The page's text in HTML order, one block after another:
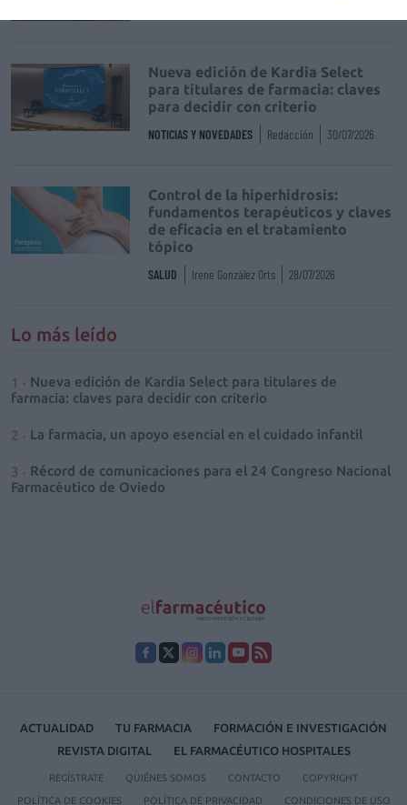
Nueva edición de Kardia Select
para titulares de farmacia: claves
para decidir con criterio
NOTICIAS Y NOVEDADES Redacción 30/07/2026
Control de la hiperhidrosis:
fundamentos terapéuticos y claves
de eficacia en el tratamiento
tópico
SALUD Irene González Orts 28/07/2026
Lo más leído
Nueva edición de Kardia Select para titulares de
farmacia: claves para decidir con criterio
La farmacia, un apoyo esencial en el cuidado infantil
Récord de comunicaciones para el 24 Congreso Nacional
Farmacéutico de Oviedo
ACTUALIDAD TU FARMACIA
FORMACIÓN E INVESTIGACIÓN
REVISTA DIGITAL
EL FARMACÉUTICO HOSPITALES
REGÍSTRATE QUIÉNES SOMOS CONTACTO COPYRIGHT
POLÍTICA DE COOKIES POLÍTICA DE PRIVACIDAD CONDICIONES DE USO